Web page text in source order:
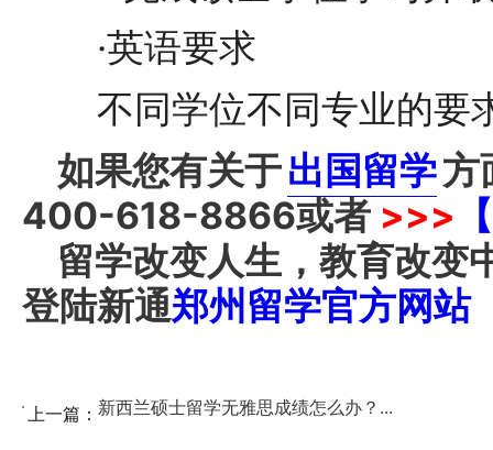
·英语要求
不同学位不同专业的要
如果您有关于出国留学方
400-618-8866或者 >>>
留学改变人生，教育改变
登陆新通郑州留学官方网站
上一篇： 新西兰硕士留学无雅思成绩怎么办？...